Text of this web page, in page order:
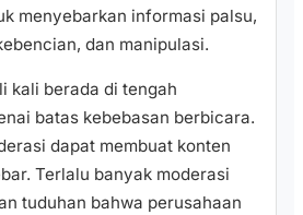
menyebarkan informasi palsu,
dan manipulasi.
kali berada di tengah
batas kebebasan berbicara.
dapat membuat konten
Terlalu banyak moderasi
tuduhan bahwa perusahaan